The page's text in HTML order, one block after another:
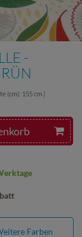
-
(cm): 155 cm |
Farben